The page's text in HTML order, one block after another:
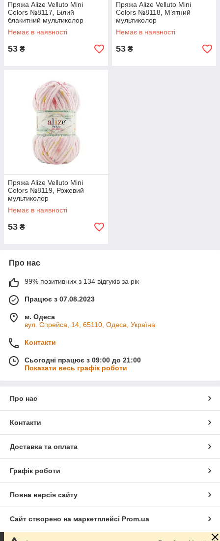
Пряжа Alize Velluto Mini
Colors №8117, Білий
блакитний мультиколор
Немає в наявності
53 ₴
Пряжа Alize Velluto Mini
Colors №8118, М’ятний
мультиколор
Немає в наявності
53 ₴
Пряжа Alize Velluto Mini
Colors №8119, Рожевий
мультиколор
Немає в наявності
53 ₴
Про нас
99% позитивних з 134 відгуків за рік
Працює з 07.08.2023
м. Одеса
вул. Спрейса, 14, 65110, Одеса, Україна
Контакти
Сьогодні працює з 09:00 до 21:00
Показати весь графік роботи
Про нас
Контакти
Доставка та оплата
Графік роботи
Повна версія сайту
Сайт створено на маркетплейсі Prom.ua